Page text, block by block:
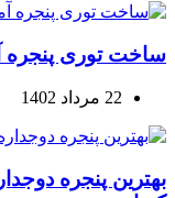
ساخت توری پنجره
22 مرداد 1402
بهترین پنجره